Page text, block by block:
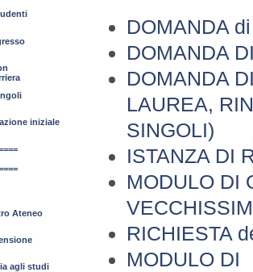
DOMANDA
DOMANDA
DOMANDA
LAUREA,
SINGOLI)
ISTANZA DI
MODULO DI
RICHIESTA
MODULO DI
iniziale
Ateneo
agli studi